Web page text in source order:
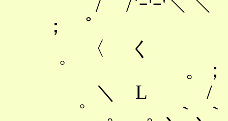
/ /`ｰ'ｰ'＼
； ゜
〈 く /
゜ 。；
＼ L / /
゜ 。 。､｀､｀